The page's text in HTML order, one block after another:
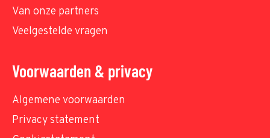
Van onze partners
Veelgestelde vragen
Voorwaarden & privacy
Algemene voorwaarden
Privacy statement